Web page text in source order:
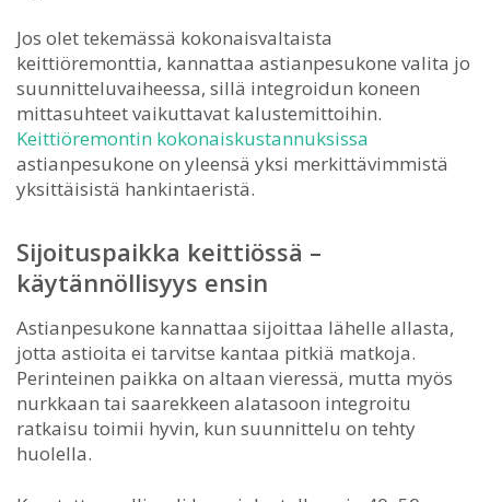
Jos olet tekemässä kokonaisvaltaista
keittiöremonttia, kannattaa astianpesukone valita jo
suunnitteluvaiheessa, sillä integroidun koneen
mittasuhteet vaikuttavat kalustemittoihin.
Keittiöremontin kokonaiskustannuksissa
astianpesukone on yleensä yksi merkittävimmistä
yksittäisistä hankintaeristä.
Sijoituspaikka keittiössä –
käytännöllisyys ensin
Astianpesukone kannattaa sijoittaa lähelle allasta,
jotta astioita ei tarvitse kantaa pitkiä matkoja.
Perinteinen paikka on altaan vieressä, mutta myös
nurkkaan tai saarekkeen alatasoon integroitu
ratkaisu toimii hyvin, kun suunnittelu on tehty
huolella.